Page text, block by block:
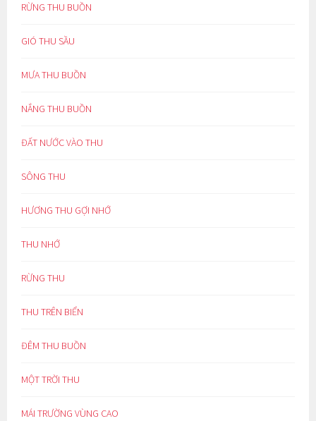
RỪNG THU BUỒN
GIÓ THU SẦU
MƯA THU BUỒN
NẮNG THU BUỒN
ĐẤT NƯỚC VÀO THU
SÔNG THU
HƯƠNG THU GỢI NHỚ
THU NHỚ
RỪNG THU
THU TRÊN BIỂN
ĐÊM THU BUỒN
MỘT TRỜI THU
MÁI TRƯỜNG VÙNG CAO